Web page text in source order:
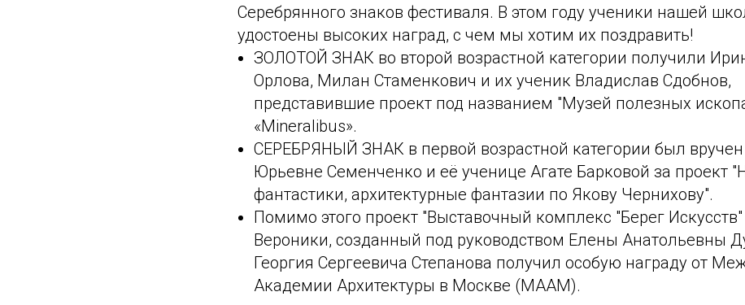
Серебрянного знаков фестиваля. В этом году ученики нашей
удостоены высоких наград, с чем мы хотим их поздравить!
ЗОЛОТОЙ ЗНАК во второй возрастной категории получили
Орлова, Милан Стаменкович и их ученик Владислав Сдобнов,
представившие проект под названием "Музей полезных
«Mineralibus».
СЕРЕБРЯНЫЙ ЗНАК в первой возрастной категории был вручен
Юрьевне Семенченко и её ученице Агате Барковой за проект
фантастики, архитектурные фантазии по Якову Чернихову".
Помимо этого проект "Выставочный комплекс "Берег
Вероники, созданный под руководством Елены Анатольевны
Георгия Сергеевича Степанова получил особую награду от
Академии Архитектуры в Москве (МААМ).